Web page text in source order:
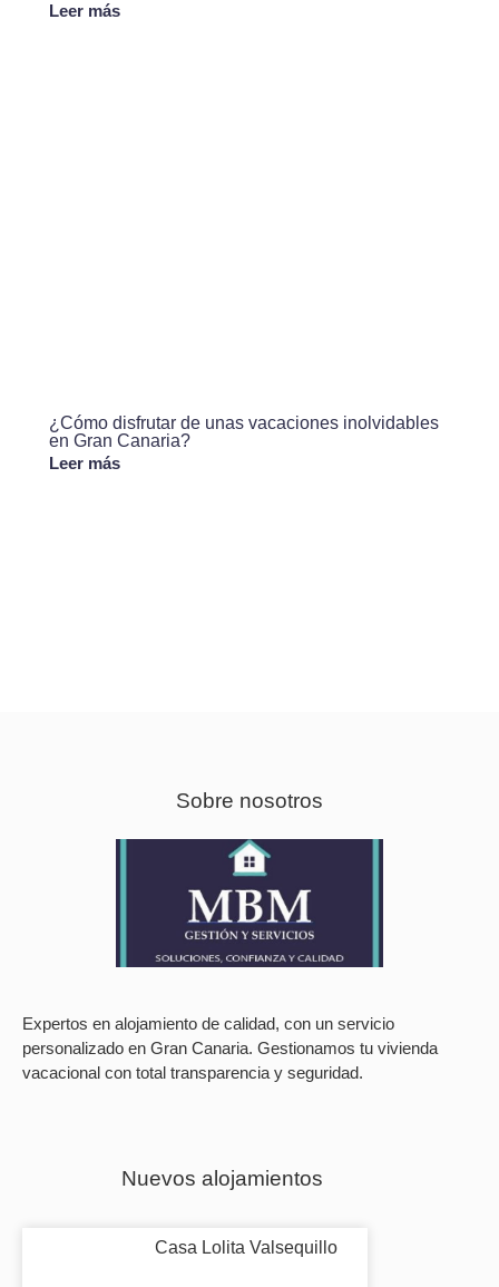
Leer más
¿Cómo disfrutar de unas vacaciones inolvidables
en Gran Canaria?
Leer más
Sobre nosotros
Expertos en alojamiento de calidad, con un servicio
personalizado en Gran Canaria. Gestionamos tu vivienda
vacacional con total transparencia y seguridad.
Nuevos alojamientos
Casa Lolita Valsequillo